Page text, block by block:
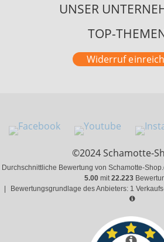
UNSER
TOP-
Widerruf
©2024 Schamotte-
Durchschnittliche Bewertung von Schamotte-
5.00 mit22.223
Bewertungsgrundlage des Anbieters: 1